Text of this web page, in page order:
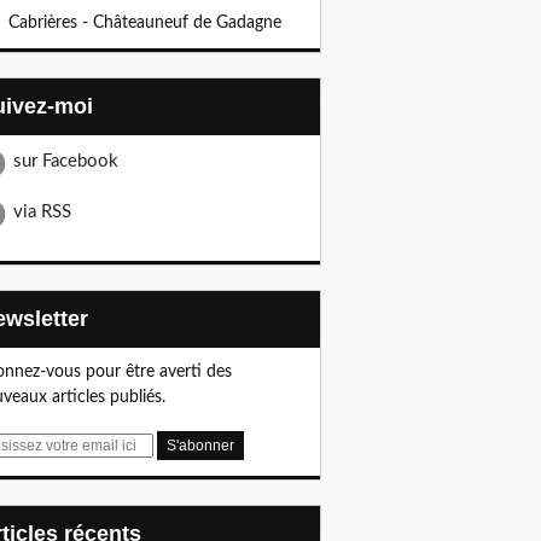
Cabrières - Châteauneuf de Gadagne
moi
sur Facebook
via RSS
vous pour être averti des
articles publiés.
récents